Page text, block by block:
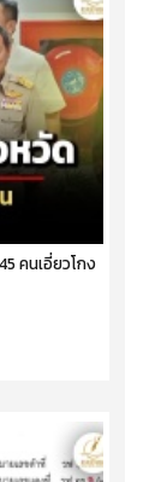
คนเอี่ยวโกง